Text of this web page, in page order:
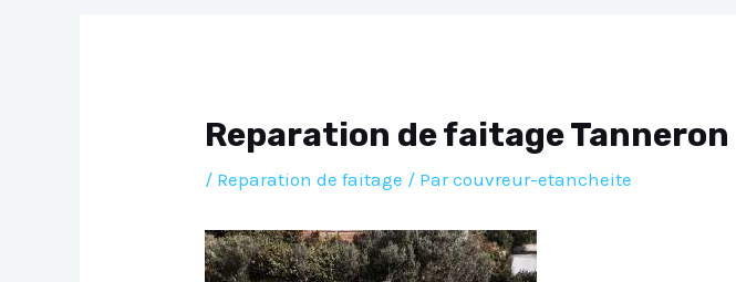
Reparation de faitage Tanneron
/ Reparation de faitage / Parcouvreur-etancheite